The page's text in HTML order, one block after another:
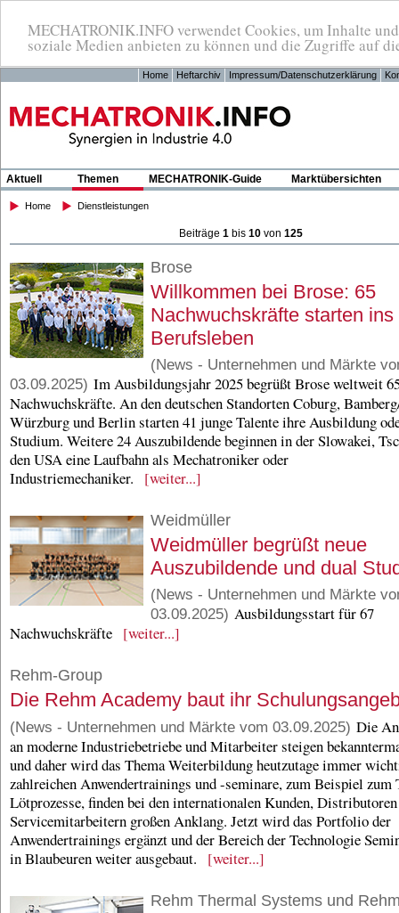
MECHATRONIK.INFO verwendet Cookies, um Inhalte
soziale Medien anbieten zu können und die Zugriffe auf
Home Heftarchiv Impressum/Datenschutzerklärung
Aktuell Themen MECHATRONIK-Guide Marktübersichten
Home Dienstleistungen
Beiträge 1 bis 10 von 125
Brose
Willkommen bei Brose: 65
Nachwuchskräfte starten ins
Berufsleben
(News - Unternehmen und Märkte
03.09.2025) Im Ausbildungsjahr 2025 begrüßt Brose weltweit
Nachwuchskräfte. An den deutschen Standorten Coburg,
Würzburg und Berlin starten 41 junge Talente ihre Ausbildung
Studium. Weitere 24 Auszubildende beginnen in der Slowakei,
den USA eine Laufbahn als Mechatroniker oder
Industriemechaniker. [weiter...]
Weidmüller
Weidmüller begrüßt neue
Auszubildende und dual
(News - Unternehmen und Märkte
03.09.2025) Ausbildungsstart für 67
Nachwuchskräfte [weiter...]
Rehm-Group
Die Rehm Academy baut ihr
(News - Unternehmen und Märkte vom 03.09.2025) Die
an moderne Industriebetriebe und Mitarbeiter steigen
und daher wird das Thema Weiterbildung heutzutage immer
zahlreichen Anwendertrainings und -seminare, zum Beispiel zum
Lötprozesse, finden bei den internationalen Kunden,
Servicemitarbeitern großen Anklang. Jetzt wird das Portfolio der
Anwendertrainings ergänzt und der Bereich der Technologie
in Blaubeuren weiter ausgebaut. [weiter...]
Rehm Thermal Systems und